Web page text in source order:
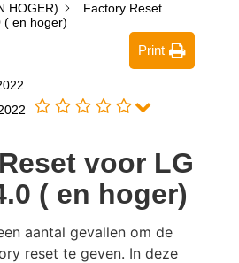
HOGER)
Factory Reset
( en hoger)
Print
voor LG
( en hoger)
aantal gevallen om de
reset te geven. In deze